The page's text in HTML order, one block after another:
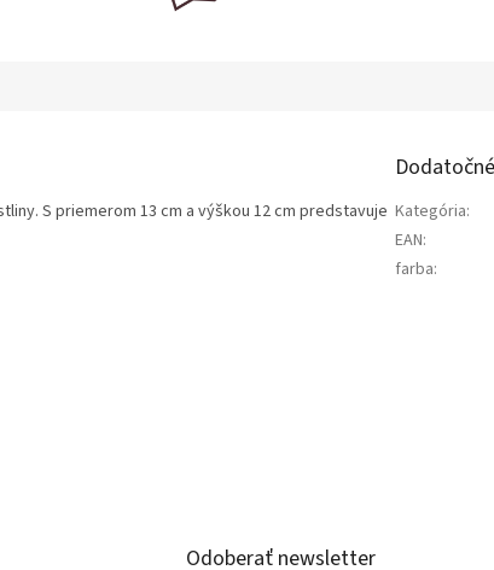
S priemerom 13 cm a výškou 12 cm predstavuje Kategória:
EAN:
farba:
Odoberať newsletter